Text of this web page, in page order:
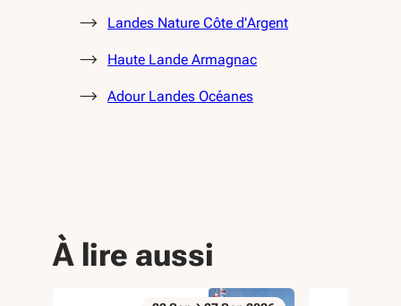
Landes Nature Côte d'Argent
Haute Lande Armagnac
Adour Landes Océanes
À lire aussi